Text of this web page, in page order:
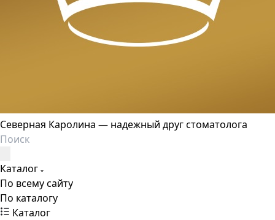
Северная Каролина — надежный друг стоматолога
Каталог
По всему сайту
По каталогу
Каталог